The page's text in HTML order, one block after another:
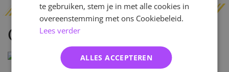
Omschrijving
te gebruiken, stem je in met alle cookies in
overeenstemming met ons Cookiebeleid.
Lees verder
ALLES ACCEPTEREN